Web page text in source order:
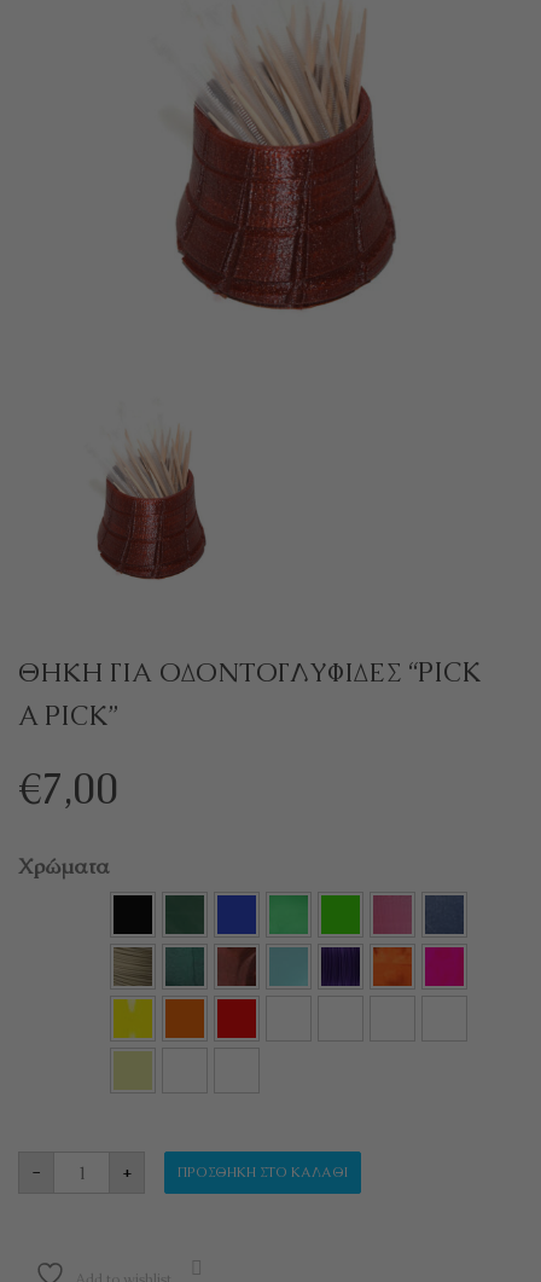
ΘΗΚΗ ΓΙΑ ΟΔΟΝΤΟΓΛΥΦΙΔΕΣ “PICK
A PICK”
€7,00
Χρώματα
- ΘΗΚΗ ΓΙΑ ΟΔΟΝΤΟΓΛΥΦΙΔΕΣ "PICK A PICK"
+ ΠΡΟΣΘΉΚΗ ΣΤΟ ΚΑΛΆΘΙ